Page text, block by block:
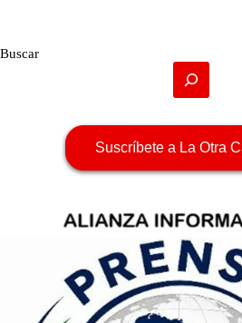
Buscar
Suscríbete a La Otra